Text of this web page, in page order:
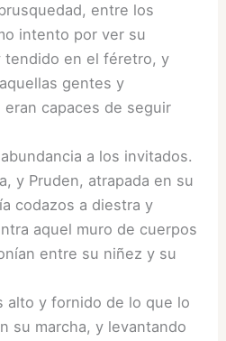
entre los
intento por ver su
tendido en el féretro, y
gentes y
capaces de seguir
a los invitados.
y Pruden, atrapada en su
codazos a diestra y
aquel muro de cuerpos
entre su niñez y su
alto y fornido de lo que lo
su marcha, y levantando